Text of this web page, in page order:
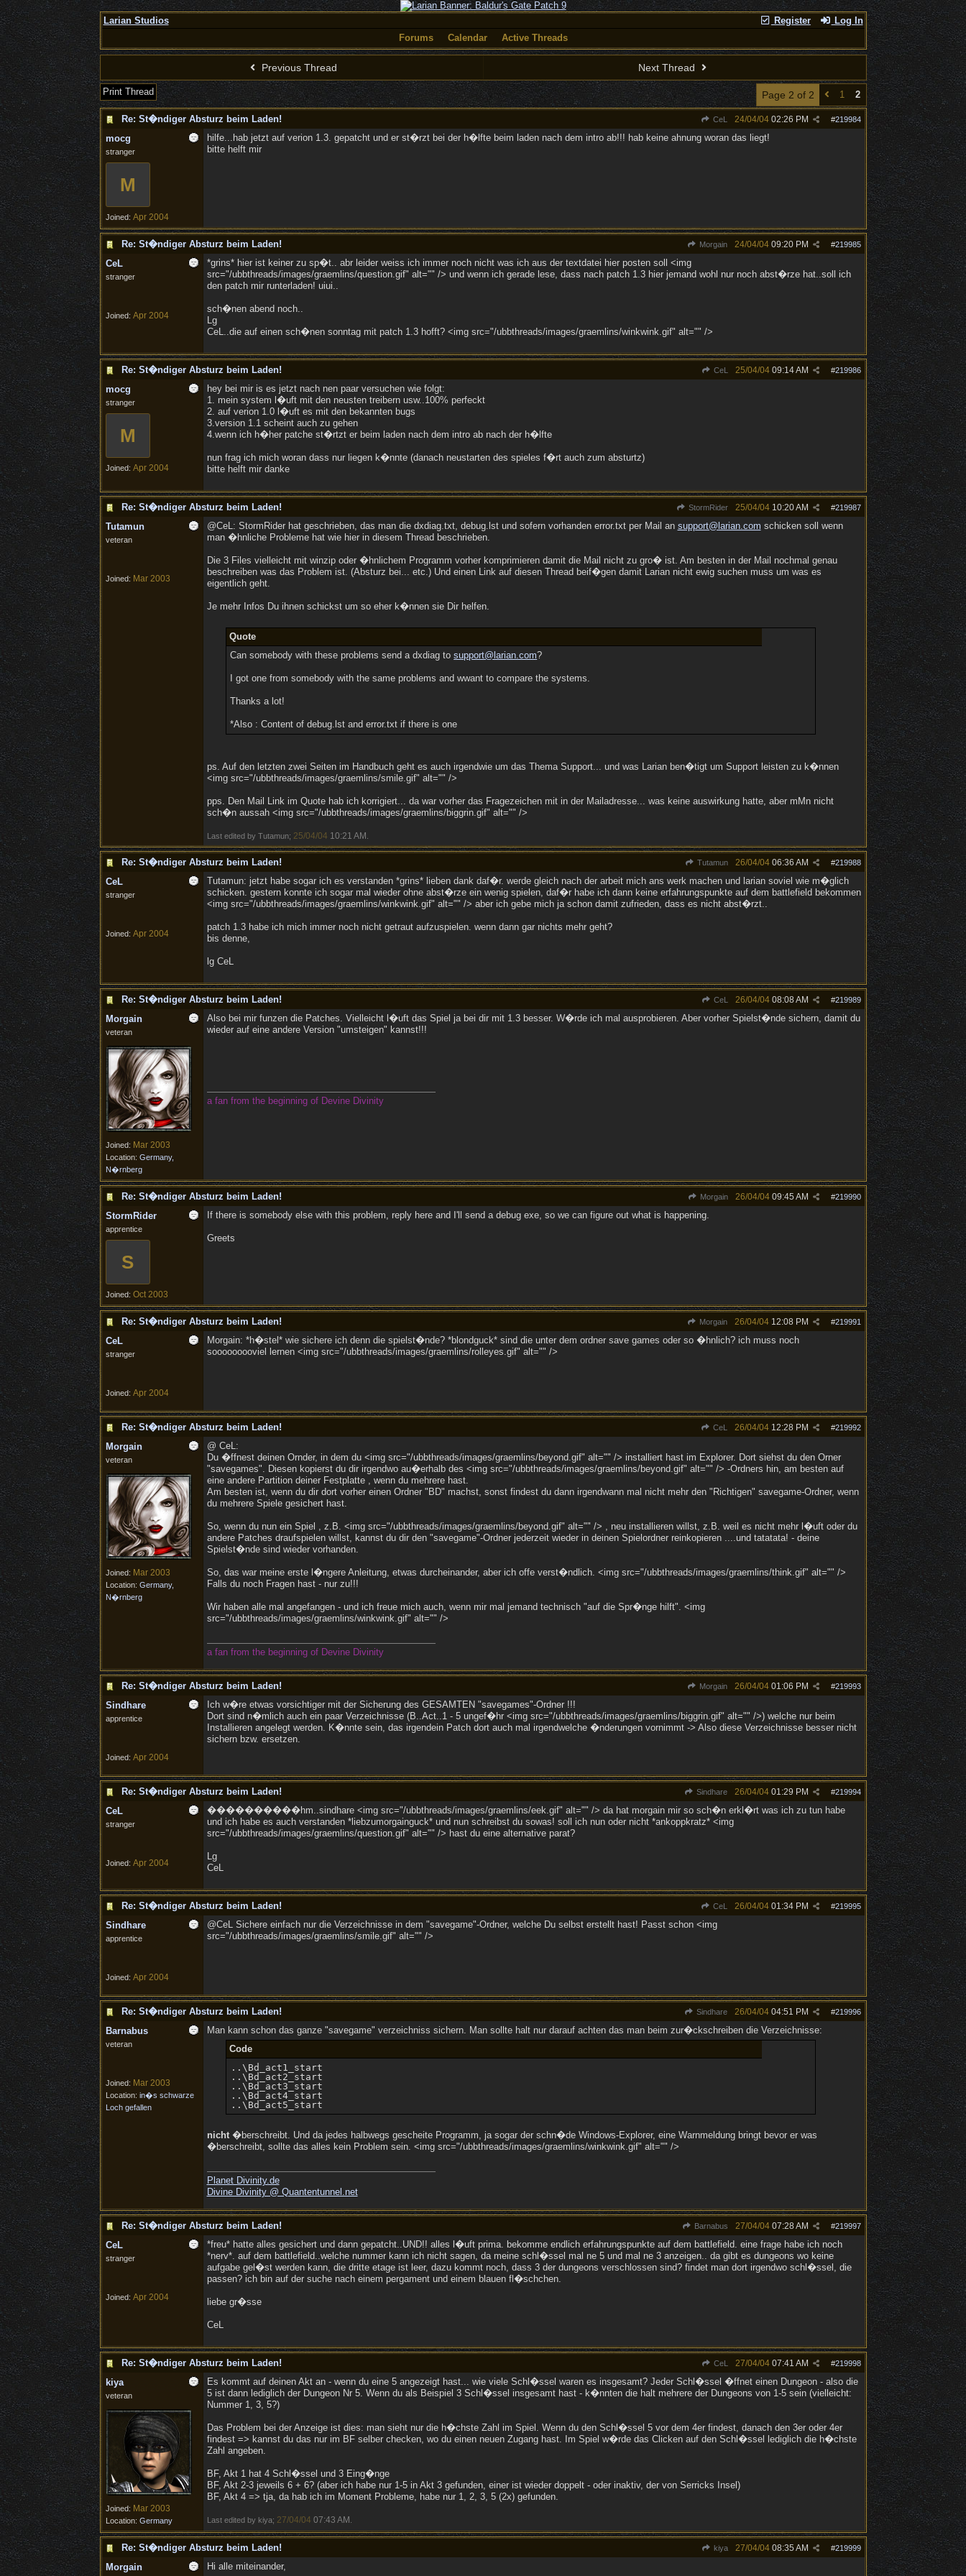
Register Log In
Larian Studios
Forums
Calendar Active Threads
Previous Thread Next Thread
Print Thread Page 2 of 2 1 2
Re: St�ndiger Absturz beim Laden! CeL #219984
24/04/04 02:26 PM
mocg
stranger
M
Joined: Apr 2004
hilfe...hab jetzt auf verion 1.3. gepatcht und er st�rzt bei der h�lfte beim laden nach dem intro ab!!! hab keine ahnung woran das liegt!
bitte helft mir
Re: St�ndiger Absturz beim Laden! Morgain #219985
24/04/04 09:20 PM
CeL
stranger
Joined: Apr 2004
*grins* hier ist keiner zu sp�t.. abr leider weiss ich immer noch nicht was ich aus der textdatei hier posten soll <img
src="/ubbthreads/images/graemlins/question.gif" alt="" /> und wenn ich gerade lese, dass nach patch 1.3 hier jemand wohl nur noch abst�rze hat..soll ich
den patch mir runterladen! uiui..
sch�nen abend noch..
Lg
CeL..die auf einen sch�nen sonntag mit patch 1.3 hofft? <img src="/ubbthreads/images/graemlins/winkwink.gif" alt="" />
Re: St�ndiger Absturz beim Laden! CeL #219986
25/04/04 09:14 AM
mocg
stranger
M
Joined: Apr 2004
hey bei mir is es jetzt nach nen paar versuchen wie folgt:
1. mein system l�uft mit den neusten treibern usw..100% perfeckt
2. auf verion 1.0 l�uft es mit den bekannten bugs
3.version 1.1 scheint auch zu gehen
4.wenn ich h�her patche st�rtzt er beim laden nach dem intro ab nach der h�lfte
nun frag ich mich woran dass nur liegen k�nnte (danach neustarten des spieles f�rt auch zum absturtz)
bitte helft mir danke
Re: St�ndiger Absturz beim Laden! StormRider #219987
25/04/04 10:20 AM
Tutamun
veteran
Joined: Mar 2003
@CeL: StormRider hat geschrieben, das man die dxdiag.txt, debug.lst und sofern vorhanden error.txt per Mail an support@larian.com schicken soll wenn
man �hnliche Probleme hat wie hier in diesem Thread beschrieben.
Die 3 Files vielleicht mit winzip oder �hnlichem Programm vorher komprimieren damit die Mail nicht zu gro� ist. Am besten in der Mail nochmal genau
beschreiben was das Problem ist. (Absturz bei... etc.) Und einen Link auf diesen Thread beif�gen damit Larian nicht ewig suchen muss um was es
eigentlich geht.
Je mehr Infos Du ihnen schickst um so eher k�nnen sie Dir helfen.
Quote
Can somebody with these problems send a dxdiag tosupport@larian.com?
I got one from somebody with the same problems and wwant to compare the systems.
Thanks a lot!
*Also : Content of debug.lst and error.txt if there is one
ps. Auf den letzten zwei Seiten im Handbuch geht es auch irgendwie um das Thema Support... und was Larian ben�tigt um Support leisten zu k�nnen
<img src="/ubbthreads/images/graemlins/smile.gif" alt="" />
pps. Den Mail Link im Quote hab ich korrigiert... da war vorher das Fragezeichen mit in der Mailadresse... was keine auswirkung hatte, aber mMn nicht
sch�n aussah <img src="/ubbthreads/images/graemlins/biggrin.gif" alt="" />
Last edited by Tutamun; 25/04/04 10:21 AM
Re: St�ndiger Absturz beim Laden! Tutamun #219988
26/04/04 06:36 AM
CeL
stranger
Joined: Apr 2004
Tutamun: jetzt habe sogar ich es verstanden *grins* lieben dank daf�r. werde gleich nach der arbeit mich ans werk machen und larian soviel wie m�glich
schicken. gestern konnte ich sogar mal wieder ohne abst�rze ein wenig spielen, daf�r habe ich dann keine erfahrungspunkte auf dem battlefield bekommen
<img src="/ubbthreads/images/graemlins/winkwink.gif" alt="" /> aber ich gebe mich ja schon damit zufrieden, dass es nicht abst�rzt..
patch 1.3 habe ich mich immer noch nicht getraut aufzuspielen. wenn dann gar nichts mehr geht?
bis denne,
lg CeL
Re: St�ndiger Absturz beim Laden! CeL #219989
26/04/04 08:08 AM
Morgain
veteran
Joined: Mar 2003
Location: Germany,
N�rnberg
Also bei mir funzen die Patches. Vielleicht l�uft das Spiel ja bei dir mit 1.3 besser. W�rde ich mal ausprobieren. Aber vorher Spielst�nde sichern, damit du
wieder auf eine andere Version "umsteigen" kannst!!!
a fan from the beginning of Devine Divinity
Re: St�ndiger Absturz beim Laden! Morgain #219990
26/04/04 09:45 AM
StormRider
apprentice
S
Joined: Oct 2003
If there is somebody else with this problem, reply here and I'll send a debug exe, so we can figure out what is happening.
Greets
Re: St�ndiger Absturz beim Laden! Morgain #219991
26/04/04 12:08 PM
CeL
stranger
Joined: Apr 2004
Morgain: *h�stel* wie sichere ich denn die spielst�nde? *blondguck* sind die unter dem ordner save games oder so �hnlich? ich muss noch
sooooooooviel lernen <img src="/ubbthreads/images/graemlins/rolleyes.gif" alt="" />
Re: St�ndiger Absturz beim Laden! CeL #219992
26/04/04 12:28 PM
Morgain
veteran
Joined: Mar 2003
Location: Germany,
N�rnberg
@ CeL:
Du �ffnest deinen Ornder, in dem du <img src="/ubbthreads/images/graemlins/beyond.gif" alt="" /> installiert hast im Explorer. Dort siehst du den Orner
"savegames". Diesen kopierst du dir irgendwo au�erhalb des <img src="/ubbthreads/images/graemlins/beyond.gif" alt="" /> -Ordners hin, am besten auf
eine andere Partition deiner Festplatte , wenn du mehrere hast.
Am besten ist, wenn du dir dort vorher einen Ordner "BD" machst, sonst findest du dann irgendwann mal nicht mehr den "Richtigen" savegame-Ordner, wenn
du mehrere Spiele gesichert hast.
So, wenn du nun ein Spiel , z.B. <img src="/ubbthreads/images/graemlins/beyond.gif" alt="" /> , neu installieren willst, z.B. weil es nicht mehr l�uft oder du
andere Patches draufspielen willst, kannst du dir den "savegame"-Ordner jederzeit wieder in deinen Spielordner reinkopieren ....und tatatata! - deine
Spielst�nde sind wieder vorhanden.
So, das war meine erste l�ngere Anleitung, etwas durcheinander, aber ich offe verst�ndlich. <img src="/ubbthreads/images/graemlins/think.gif" alt="" />
Falls du noch Fragen hast - nur zu!!!
Wir haben alle mal angefangen - und ich freue mich auch, wenn mir mal jemand technisch "auf die Spr�nge hilft". <img
src="/ubbthreads/images/graemlins/winkwink.gif" alt="" />
a fan from the beginning of Devine Divinity
Re: St�ndiger Absturz beim Laden! Morgain #219993
26/04/04 01:06 PM
Sindhare
apprentice
Joined: Apr 2004
Ich w�re etwas vorsichtiger mit der Sicherung des GESAMTEN "savegames"-Ordner !!!
Dort sind n�mlich auch ein paar Verzeichnisse (B..Act..1 - 5 ungef�hr <img src="/ubbthreads/images/graemlins/biggrin.gif" alt="" />) welche nur beim
Installieren angelegt werden. K�nnte sein, das irgendein Patch dort auch mal irgendwelche �nderungen vornimmt -> Also diese Verzeichnisse besser nicht
sichern bzw. ersetzen.
Re: St�ndiger Absturz beim Laden! Sindhare #219994
26/04/04 01:29 PM
CeL
stranger
Joined: Apr 2004
����������hm..sindhare <img src="/ubbthreads/images/graemlins/eek.gif" alt="" /> da hat morgain mir so sch�n erkl�rt was ich zu tun habe
und ich habe es auch verstanden *liebzumorgainguck* und nun schreibst du sowas! soll ich nun oder nicht *ankoppkratz* <img
src="/ubbthreads/images/graemlins/question.gif" alt="" /> hast du eine alternative parat?
Lg
CeL
Re: St�ndiger Absturz beim Laden! CeL #219995
26/04/04 01:34 PM
Sindhare
apprentice
Joined: Apr 2004
@CeL Sichere einfach nur die Verzeichnisse in dem "savegame"-Ordner, welche Du selbst erstellt hast! Passt schon <img
src="/ubbthreads/images/graemlins/smile.gif" alt="" />
Re: St�ndiger Absturz beim Laden! Sindhare #219996
26/04/04 04:51 PM
Barnabus
veteran
Joined: Mar 2003
Location: in�s schwarze
Loch gefallen
Man kann schon das ganze "savegame" verzeichniss sichern. Man sollte halt nur darauf achten das man beim zur�ckschreiben die Verzeichnisse:
Code
..\Bd_act1_start
..\Bd_act2_start
..\Bd_act3_start
..\Bd_act4_start
nicht�berschreibt. Und da jedes halbwegs gescheite Programm, ja sogar der schn�de Windows-Explorer, eine Warnmeldung bringt bevor er was
�berschreibt, sollte das alles kein Problem sein. <img src="/ubbthreads/images/graemlins/winkwink.gif" alt="" />
Planet Divinity.de
Divine Divinity @ Quantentunnel.net
Re: St�ndiger Absturz beim Laden! Barnabus #219997
27/04/04 07:28 AM
CeL
stranger
Joined: Apr 2004
*freu* hatte alles gesichert und dann gepatcht..UND!! alles l�uft prima. bekomme endlich erfahrungspunkte auf dem battlefield. eine frage habe ich noch
*nerv*. auf dem battlefield..welche nummer kann ich nicht sagen, da meine schl�ssel mal ne 5 und mal ne 3 anzeigen.. da gibt es dungeons wo keine
aufgabe gel�st werden kann, die dritte etage ist leer, dazu kommt noch, dass 3 der dungeons verschlossen sind? findet man dort irgendwo schl�ssel, die
passen? ich bin auf der suche nach einem pergament und einem blauen fl�schchen.
liebe gr�sse
CeL
Re: St�ndiger Absturz beim Laden! CeL #219998
27/04/04 07:41 AM
kiya
veteran
Joined: Mar 2003
Location: Germany
Es kommt auf deinen Akt an - wenn du eine 5 angezeigt hast... wie viele Schl�ssel waren es insgesamt? Jeder Schl�ssel �ffnet einen Dungeon - also die
5 ist dann lediglich der Dungeon Nr 5. Wenn du als Beispiel 3 Schl�ssel insgesamt hast - k�nnten die halt mehrere der Dungeons von 1-5 sein (vielleicht:
Nummer 1, 3, 5?)
Das Problem bei der Anzeige ist dies: man sieht nur die h�chste Zahl im Spiel. Wenn du den Schl�ssel 5 vor dem 4er findest, danach den 3er oder 4er
findest => kannst du das nur im BF selber checken, wo du einen neuen Zugang hast. Im Spiel w�rde das Clicken auf den Schl�ssel lediglich die h�chste
Zahl angeben.
BF, Akt 1 hat 4 Schl�ssel und 3 Eing�nge
BF, Akt 2-3 jeweils 6 + 6? (aber ich habe nur 1-5 in Akt 3 gefunden, einer ist wieder doppelt - oder inaktiv, der von Serricks Insel)
BF, Akt 4 => tja, da hab ich im Moment Probleme, habe nur 1, 2, 3, 5 (2x) gefunden.
Last edited by kiya; 27/04/04 07:43 AM
Re: St�ndiger Absturz beim Laden! kiya #219999
27/04/04 08:35 AM
Morgain Hi alle miteinander,